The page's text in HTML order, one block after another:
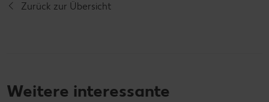
Zurück zur Übersicht
Weitere interessante